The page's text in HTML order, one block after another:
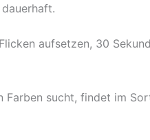
aufsetzen, 30
Farben sucht, findet im